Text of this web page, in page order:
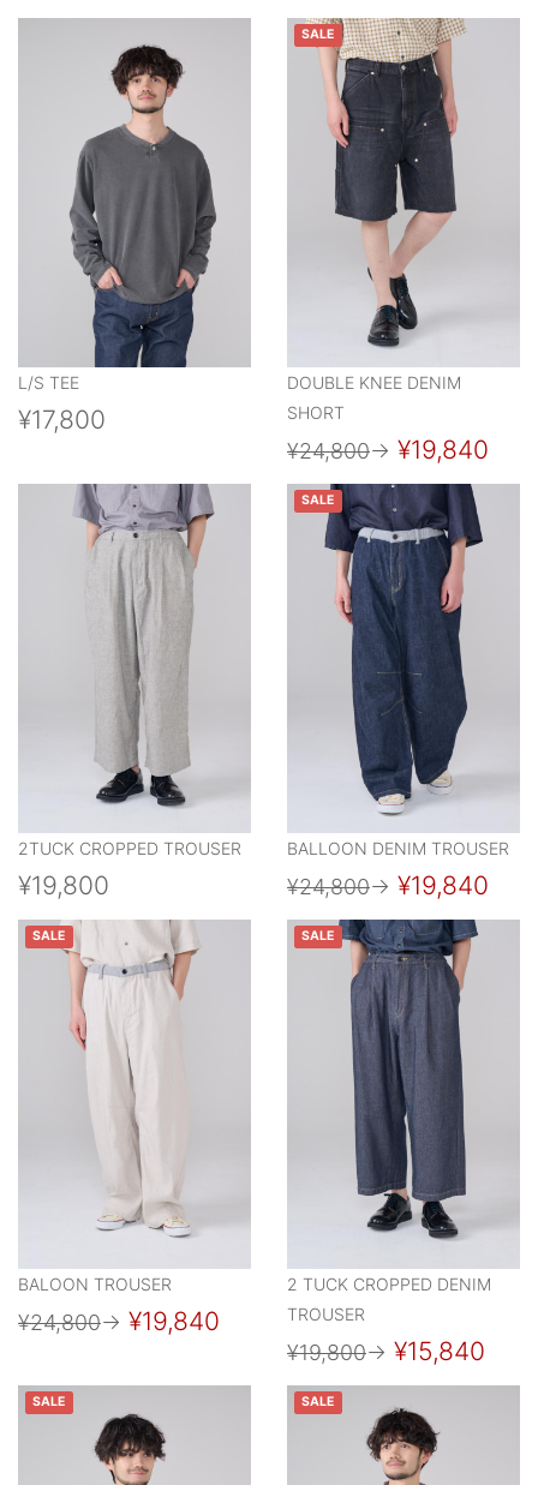
L/S TEE
¥17,800
SALE
DOUBLE KNEE DENIM
SHORT
¥24,800→ ¥19,840
2TUCK CROPPED TROUSER
¥19,800
SALE
BALLOON DENIM TROUSER
¥24,800→ ¥19,840
SALE
BALOON TROUSER
¥24,800→ ¥19,840
SALE
2 TUCK CROPPED DENIM
TROUSER
¥19,800→ ¥15,840
SALE SALE